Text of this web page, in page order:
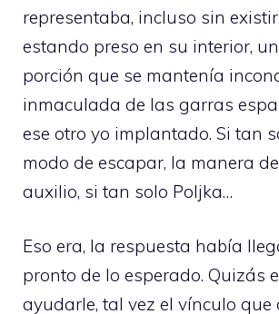
representaba, incluso sin
estando preso en su interior,
porción que se mantenía
inmaculada de las garras
ese otro yo implantado. Si tan
modo de escapar, la manera
auxilio, si tan solo Poljka…
Eso era, la respuesta había
pronto de lo esperado. Quizás
ayudarle, tal vez el vínculo